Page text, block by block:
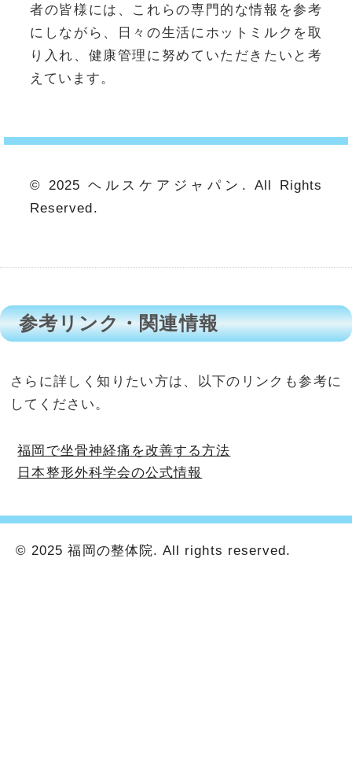
者の皆様には、これらの専門的な情報を参考
にしながら、日々の生活にホットミルクを取
り入れ、健康管理に努めていただきたいと考
えています。
© 2025 ヘルスケアジャパン. All Rights
Reserved.
参考リンク・関連情報
さらに詳しく知りたい方は、以下のリンクも参考に
してください。
福岡で坐骨神経痛を改善する方法
日本整形外科学会の公式情報
© 2025 福岡の整体院. All rights reserved.